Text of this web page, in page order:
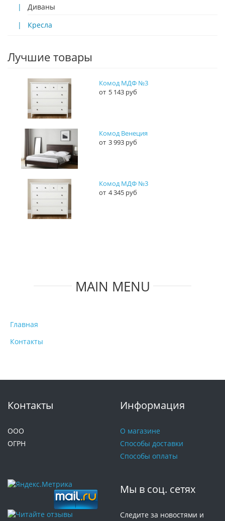
Диваны
Кресла
Лучшие товары
Комод МДФ №3
5 143 руб
Комод Венеция
3 993 руб
Комод МДФ №3
4 345 руб
MAIN MENU
Главная
Контакты
Контакты
ООО
ОГРН
Информация
О магазине
Способы доставки
Способы оплаты
Мы в соц. сетях
Следите за новостями и